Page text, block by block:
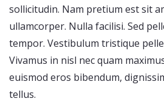
sollicitudin. Nam pretium est sit
ullamcorper. Nulla facilisi. Sed
tempor. Vestibulum tristique
Vivamus in nisl nec quam
euismod eros bibendum,
tellus.